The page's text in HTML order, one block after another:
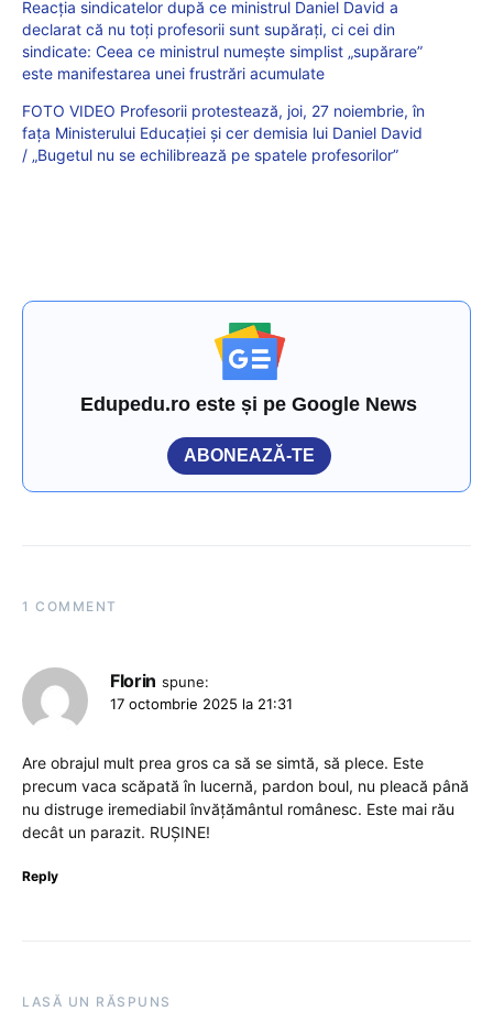
Reacția sindicatelor după ce ministrul Daniel David a
declarat că nu toți profesorii sunt supărați, ci cei din
sindicate: Ceea ce ministrul numește simplist „supărare”
este manifestarea unei frustrări acumulate
FOTO VIDEO Profesorii protestează, joi, 27 noiembrie, în
fața Ministerului Educației și cer demisia lui Daniel David
/ „Bugetul nu se echilibrează pe spatele profesorilor”
Edupedu.ro este și pe Google News
ABONEAZĂ-TE
1 COMMENT
Florin spune:
17 octombrie 2025 la 21:31
Are obrajul mult prea gros ca să se simtă, să plece. Este
precum vaca scăpată în lucernă, pardon boul, nu pleacă până
nu distruge iremediabil învățământul românesc. Este mai rău
decât un parazit. RUȘINE!
Reply
LASĂ UN RĂSPUNS